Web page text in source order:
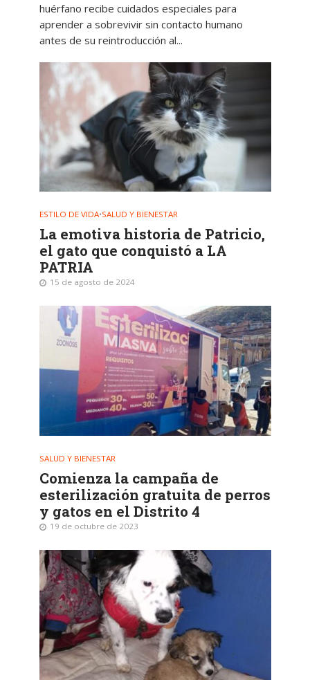
huérfano recibe cuidados especiales para
aprender a sobrevivir sin contacto humano
antes de su reintroducción al...
ESTILO DE VIDA•SALUD Y BIENESTAR
La emotiva historia de Patricio,
el gato que conquistó a LA
PATRIA
15 de agosto de 2024
SALUD Y BIENESTAR
Comienza la campaña de
esterilización gratuita de perros
y gatos en el Distrito 4
19 de octubre de 2023